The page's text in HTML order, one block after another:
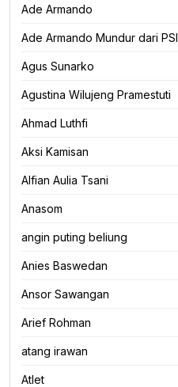
Ade Armando
Ade Armando Mundur dari PSI
Agus Sunarko
Agustina Wilujeng Pramestuti
Ahmad Luthfi
Aksi Kamisan
Alfian Aulia Tsani
Anasom
angin puting beliung
Anies Baswedan
Ansor Sawangan
Arief Rohman
atang irawan
Atlet